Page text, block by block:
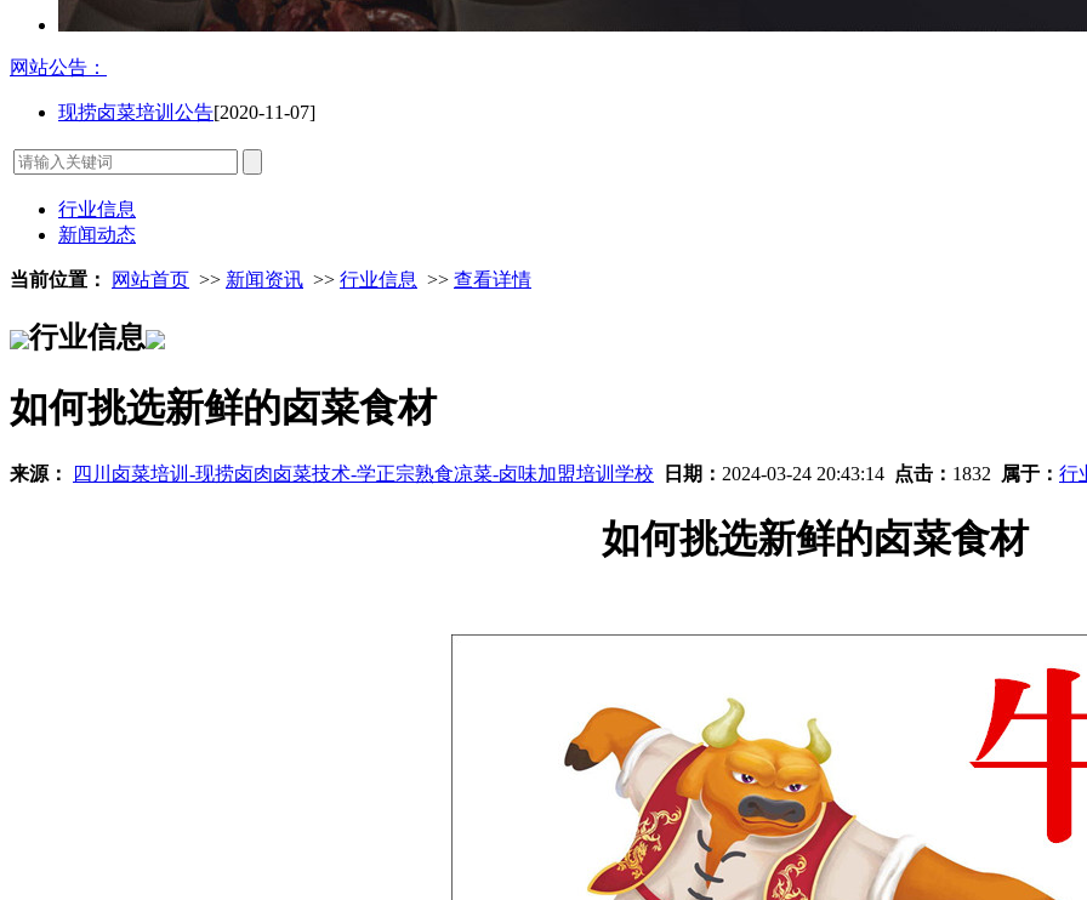
网站公告：
现捞卤菜培训公告[2020-11-07]
行业信息
新闻动态
当前位置： 网站首页 >> 新闻资讯 >> 行业信息 >> 查看详情
行业信息
如何挑选新鲜的卤菜食材
来源： 四川卤菜培训-现捞卤肉卤菜技术-学正宗熟食凉菜-卤味加盟培训学校 日期： 2024-03-24 20:43:14 点击： 1832 属于： 行
如何挑选新鲜的卤菜食材